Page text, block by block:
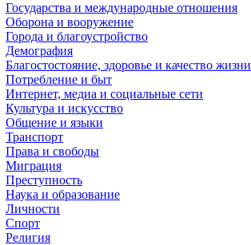
Государства и международные отношения
Оборона и вооружение
Города и благоустройство
Демография
Благостостояние, здоровье и качество жизни
Потребление и быт
Интернет, медиа и социальные сети
Культура и искусство
Общение и языки
Транспорт
Права и свободы
Миграция
Преступность
Наука и образование
Личности
Спорт
Религия